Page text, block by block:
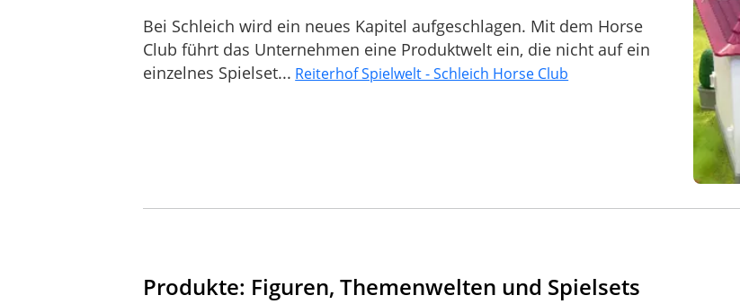
Bei Schleich wird ein neues Kapitel aufgeschlagen. Mit dem Horse
Club führt das Unternehmen eine Produktwelt ein, die nicht auf ein
einzelnes Spielset... Reiterhof Spielwelt - Schleich Horse Club
Produkte: Figuren, Themenwelten und Spielsets